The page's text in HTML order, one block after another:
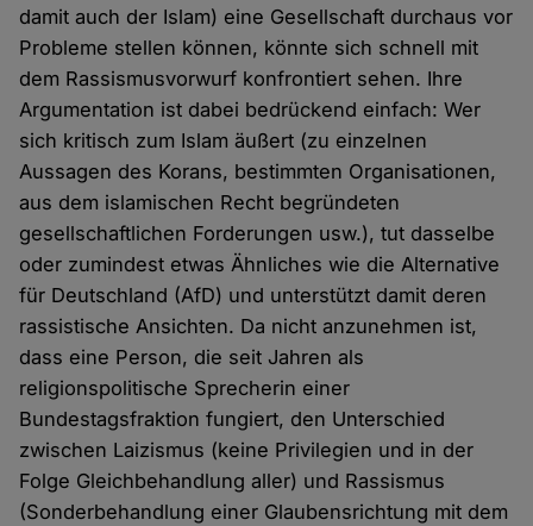
damit auch der Islam) eine Gesellschaft durchaus vor
Probleme stellen können, könnte sich schnell mit
dem Rassismusvorwurf konfrontiert sehen. Ihre
Argumentation ist dabei bedrückend einfach: Wer
sich kritisch zum Islam äußert (zu einzelnen
Aussagen des Korans, bestimmten Organisationen,
aus dem islamischen Recht begründeten
gesellschaftlichen Forderungen usw.), tut dasselbe
oder zumindest etwas Ähnliches wie die Alternative
für Deutschland (AfD) und unterstützt damit deren
rassistische Ansichten. Da nicht anzunehmen ist,
dass eine Person, die seit Jahren als
religionspolitische Sprecherin einer
Bundestagsfraktion fungiert, den Unterschied
zwischen Laizismus (keine Privilegien und in der
Folge Gleichbehandlung aller) und Rassismus
(Sonderbehandlung einer Glaubensrichtung mit dem